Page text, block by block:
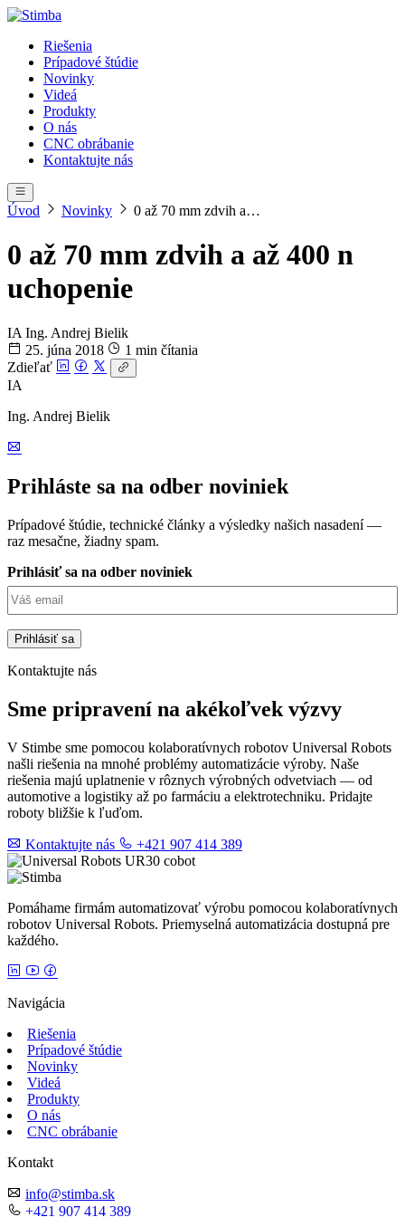
Riešenia
Prípadové štúdie
Novinky
Videá
Produkty
O nás
CNC obrábanie
Kontaktujte nás
Úvod Novinky 0 až 70 mm zdvih a…
0 až 70 mm zdvih a až 400 n
uchopenie
IA Ing. Andrej Bielik
25. júna 2018
1 min čítania
Zdieľať
IA
Ing. Andrej Bielik
Prihláste sa na odber noviniek
Prípadové štúdie, technické články a výsledky našich nasadení —
raz mesačne, žiadny spam.
Prihlásiť sa na odber noviniek
Kontaktujte nás
Sme pripravení na akékoľvek výzvy
V Stimbe sme pomocou kolaboratívnych robotov Universal Robots
našli riešenia na mnohé problémy automatizácie výroby. Naše
riešenia majú uplatnenie v rôznych výrobných odvetviach — od
automotive a logistiky až po farmáciu a elektrotechniku. Pridajte
roboty bližšie k ľuďom.
Kontaktujte nás +421 907 414 389
Pomáhame firmám automatizovať výrobu pomocou kolaboratívnych
robotov Universal Robots. Priemyselná automatizácia dostupná pre
každého.
Navigácia
Riešenia
Prípadové štúdie
Novinky
Videá
Produkty
O nás
CNC obrábanie
Kontakt
info@stimba.sk
+421 907 414 389